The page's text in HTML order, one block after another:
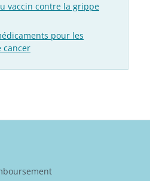
vaccin contre la grippe
pour les
cancer